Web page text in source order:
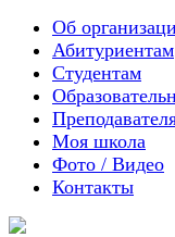
Об
Абитуриентам
Студентам
Моя школа
Фото / Видео
Контакты